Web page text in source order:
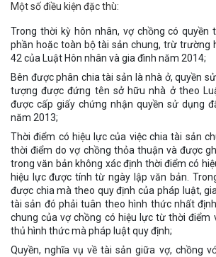
Một số điều kiện đặc thù:
Trong thời kỳ hôn nhân, vợ chồng có quyền
phần hoặc toàn bộ tài sản chung, trừ trường
42 của Luật Hôn nhân và gia đình năm 2014;
Bên được phân chia tài sản là nhà ở, quyền
tượng được đứng tên sở hữu nhà ở theo
được cấp giấy chứng nhận quyền sử dụng
năm 2013;
Thời điểm có hiệu lực của việc chia tài sản
thời điểm do vợ chồng thỏa thuận và được
trong văn bản không xác định thời điểm có
hiệu lực được tính từ ngày lập văn bản.
được chia mà theo quy định của pháp luật,
tài sản đó phải tuân theo hình thức nhất
chung của vợ chồng có hiệu lực từ thời điểm
thủ hình thức mà pháp luật quy định;
Quyền, nghĩa vụ về tài sản giữa vợ, chồng